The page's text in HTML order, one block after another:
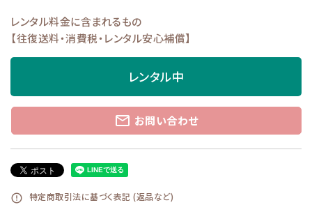
レンタル料金に含まれるもの
【往復送料・消費税・レンタル安心補償】
レンタル中
mail_outline お問い合わせ
error_outline 特定商取引法に基づく表記 (返品など)